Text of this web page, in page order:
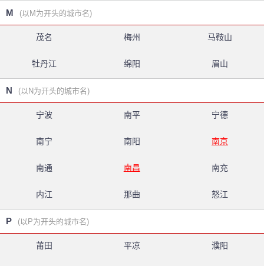
M (以M为开头的城市名)
茂名 梅州 马鞍山
牡丹江 绵阳 眉山
N (以N为开头的城市名)
宁波 南平 宁德
南宁 南阳 南京
南通 南昌 南充
内江 那曲 怒江
P (以P为开头的城市名)
莆田 平凉 濮阳